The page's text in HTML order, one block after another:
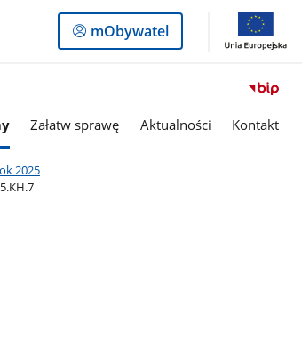
Logowanie
do
mObywatel
Załatw sprawę Aktualności Kontakt
2025